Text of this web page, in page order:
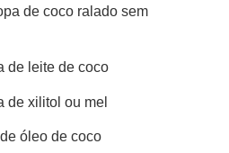
de coco ralado sem
de leite de coco
de xilitol ou mel
óleo de coco